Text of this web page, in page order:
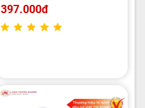
HT 150G
397.000đ